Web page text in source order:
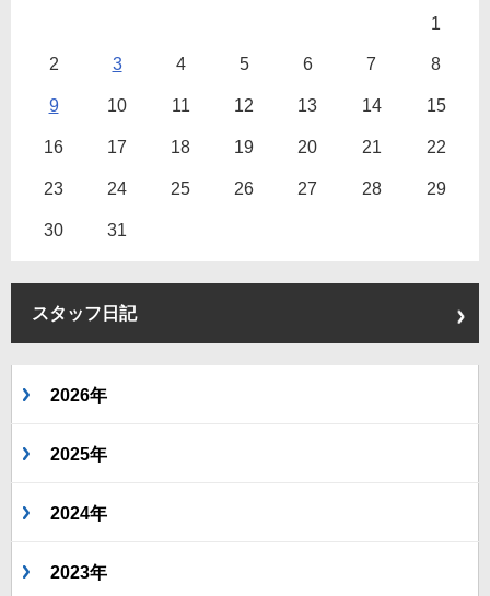
1
2 3 4 5 6 7 8
9 10 11 12 13 14 15
16 17 18 19 20 21 22
23 24 25 26 27 28 29
30 31
スタッフ日記
2026年
2025年
2024年
2023年